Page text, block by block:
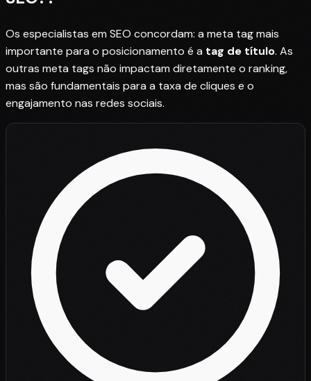
Os especialistas em SEO concordam: a meta tag mais
importante para o posicionamento é a tag de título. As
outras meta tags não impactam diretamente o ranking,
mas são fundamentais para a taxa de cliques e o
engajamento nas redes sociais.